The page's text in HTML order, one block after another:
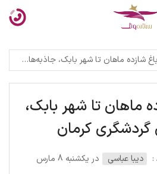
شازده ماهان تا شهر بابک، جاذبه‌های گردشگری کرمان
ماهان تا شهر بابک،
گردشگری کرمان
: دیبا عباسی
در یکشنبه 8 مارس